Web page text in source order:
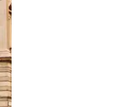
oder Wischgesten.